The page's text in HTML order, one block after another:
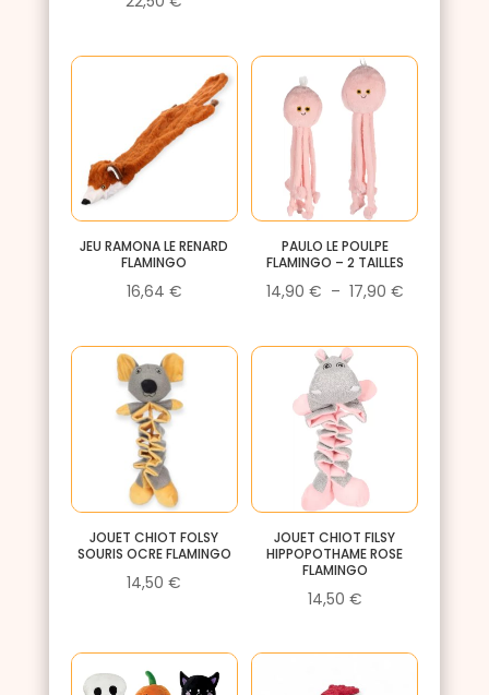
JEU RAMONA LE RENARD
FLAMINGO
16,64 €
PAULO LE POULPE
FLAMINGO – 2 TAILLES
14,90 € – 17,90 €Plage
prix :
JOUET CHIOT FOLSY
SOURIS OCRE FLAMINGO
14,50€
JOUET CHIOT FILSY
HIPPOPOTHAME ROSE
FLAMINGO
14,50 €